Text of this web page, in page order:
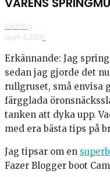
Löpning
·april 4, 2013·0
Erkännande: Jag
sedan jag gjorde det
rullgruset, små envisa
färgglada
tanken att dyka upp.
med era bästa tips på
Jag tipsar om en
Fazer Blogger boot